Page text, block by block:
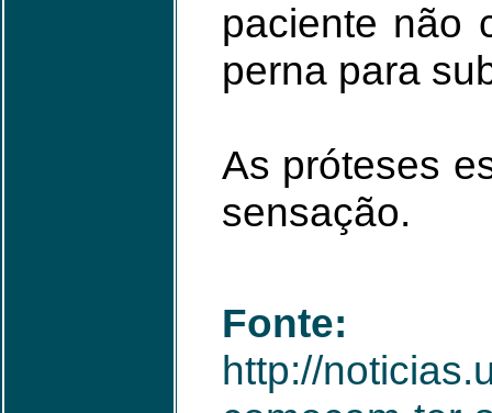
paciente não
perna para
As próteses
sensação.
Fonte:
http://